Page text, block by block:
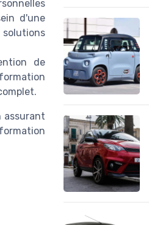
d'une
de
assurant